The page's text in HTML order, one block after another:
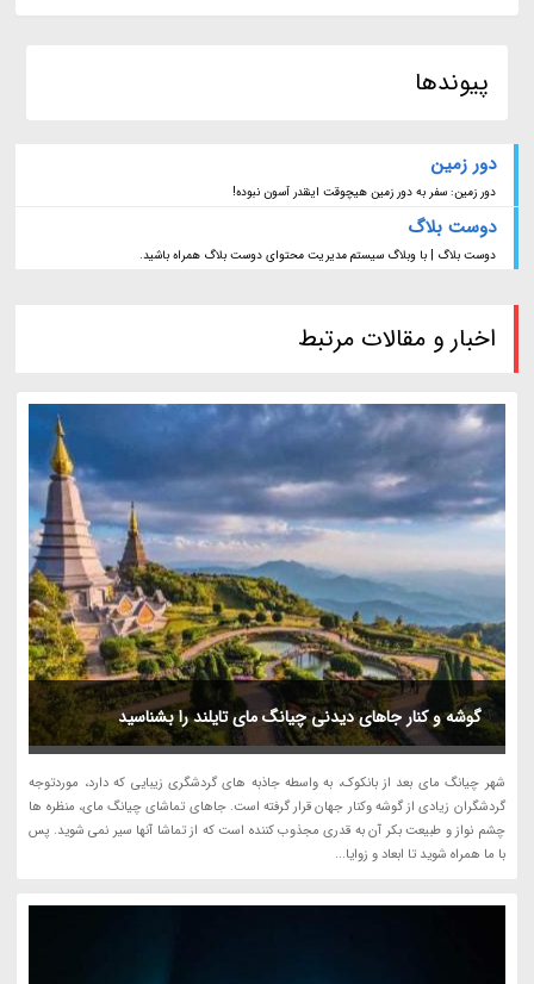
پیوندها
دور زمین
دور زمین: سفر به دور زمین هیچوقت اینقدر آسون نبوده!
دوست بلاگ
دوست بلاگ | با وبلاگ سیستم مدیریت محتوای دوست بلاگ همراه باشید.
اخبار و مقالات مرتبط
گوشه و کنار جاهای دیدنی چیانگ مای تایلند را بشناسید
شهر چیانگ مای بعد از بانکوک، به واسطه جاذبه های گردشگری زیبایی که دارد، موردتوجه
گردشگران زیادی از گوشه وکنار جهان قرار گرفته است. جاهای تماشای چیانگ مای، منظره ها
چشم نواز و طبیعت بکر آن به قدری مجذوب کننده است که از تماشا آنها سیر نمی شوید. پس
با ما همراه شوید تا ابعاد و زوایا...